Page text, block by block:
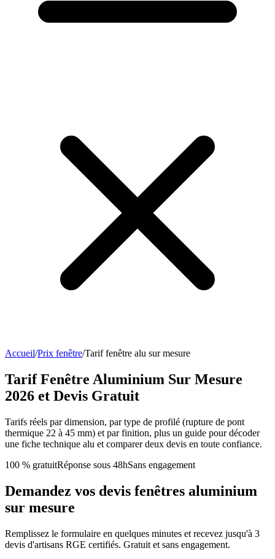
Accueil/Prix fenêtre/Tarif fenêtre alu sur mesure
Tarif Fenêtre Aluminium Sur Mesure
2026 et Devis Gratuit
Tarifs réels par dimension, par type de profilé (rupture de pont
thermique 22 à 45 mm) et par finition, plus un guide pour décoder
une fiche technique alu et comparer deux devis en toute confiance.
100 % gratuitRéponse sous 48hSans engagement
Demandez vos devis fenêtres aluminium
sur mesure
Remplissez le formulaire en quelques minutes et recevez jusqu'à 3
devis d'artisans RGE certifiés. Gratuit et sans engagement.